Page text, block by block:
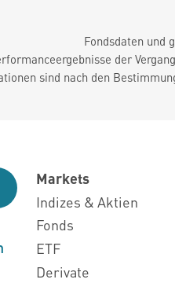
Fondsdaten und
der
sind nach den
Markets
Indizes & Aktien
Fonds
ETF
Derivate